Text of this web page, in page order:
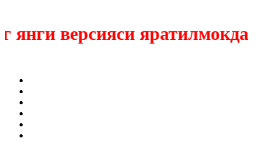
версияси яратилмокда